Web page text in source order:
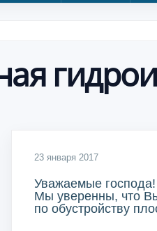
23 января 2017
Уважаемые господа!
Мы уверенны, что
по обустройству